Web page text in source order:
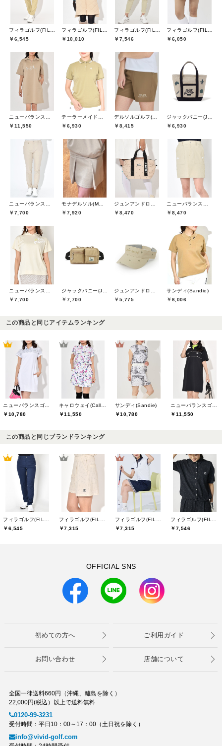
￥6,545
￥10,010
￥7,546
￥6,050
￥11,550
￥6,930
￥8,415
￥6,930
￥7,700
￥7,920
￥8,470
￥8,470
￥7,700
￥7,700
￥5,775
サンディ(Sandie)
￥6,006
この商品と同じアイテムランキング
ニューバランスゴルフ(New Balance Golf)
￥10,780
キャロウェイ(Callaway)
￥11,550
サンディ(Sandie)
￥10,780
ニューバランスゴルフ(New Balance Golf)
￥11,550
この商品と同じブランドランキング
￥6,545
￥7,315
￥7,315
￥7,546
OFFICIAL SNS
初めての方へ ご利用ガイド
お問い合わせ 店舗について
全国一律送料660円（沖縄、離島を除く）
22,000円(税込）以上で送料無料
0120-99-3231
受付時間：平日10：00～17：00（土日祝を除く）
info@vivid-golf.com